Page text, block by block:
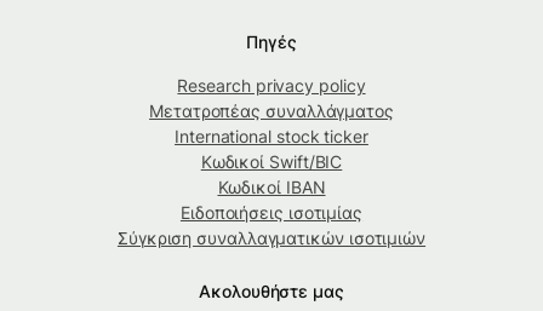
Πηγές
Research privacy policy
Μετατροπέας συναλλάγματος
International stock ticker
Κωδικοί Swift/BIC
Κωδικοί IBAN
Ειδοποιήσεις ισοτιμίας
Σύγκριση συναλλαγματικών ισοτιμιών
Ακολουθήστε μας